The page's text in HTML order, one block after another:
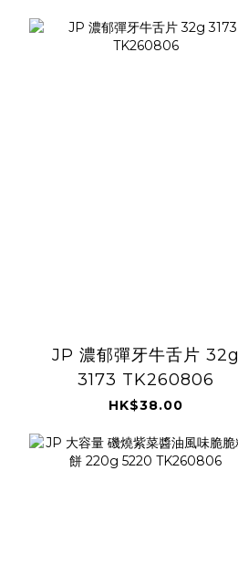
JP 濃郁彈牙牛舌片 32g
3173 TK260806
HK$38.00